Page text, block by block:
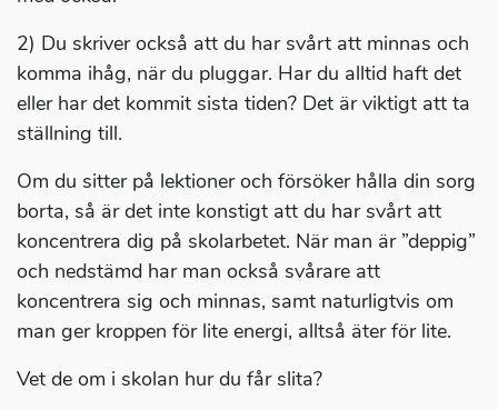
2) Du skriver också att du har svårt att minnas och
komma ihåg, när du pluggar. Har du alltid haft det
eller har det kommit sista tiden? Det är viktigt att ta
ställning till.
Om du sitter på lektioner och försöker hålla din sorg
borta, så är det inte konstigt att du har svårt att
koncentrera dig på skolarbetet. När man är ”deppig”
och nedstämd har man också svårare att
koncentrera sig och minnas, samt naturligtvis om
man ger kroppen för lite energi, alltså äter för lite.
Vet de om i skolan hur du får slita?